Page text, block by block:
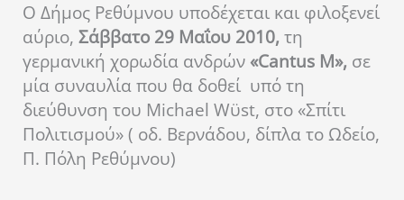
Ο Δήμος Ρεθύμνου υποδέχεται και φιλοξενεί
αύριο, Σάββατο 29 Μαΐου 2010, τη
γερμανική χορωδία ανδρών«Cantus M», σε
μία συναυλία που θα δοθεί υπό τη
διεύθυνση του Michael Wϋst, στο «Σπίτι
Πολιτισμού» ( οδ. Βερνάδου, δίπλα το Ωδείο,
Π. Πόλη Ρεθύμνου)